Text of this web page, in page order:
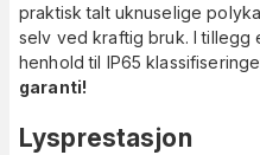
praktisk talt uknuselige
selv ved kraftig bruk. I tillegg
henhold til IP65
garanti!
Lysprestasjon